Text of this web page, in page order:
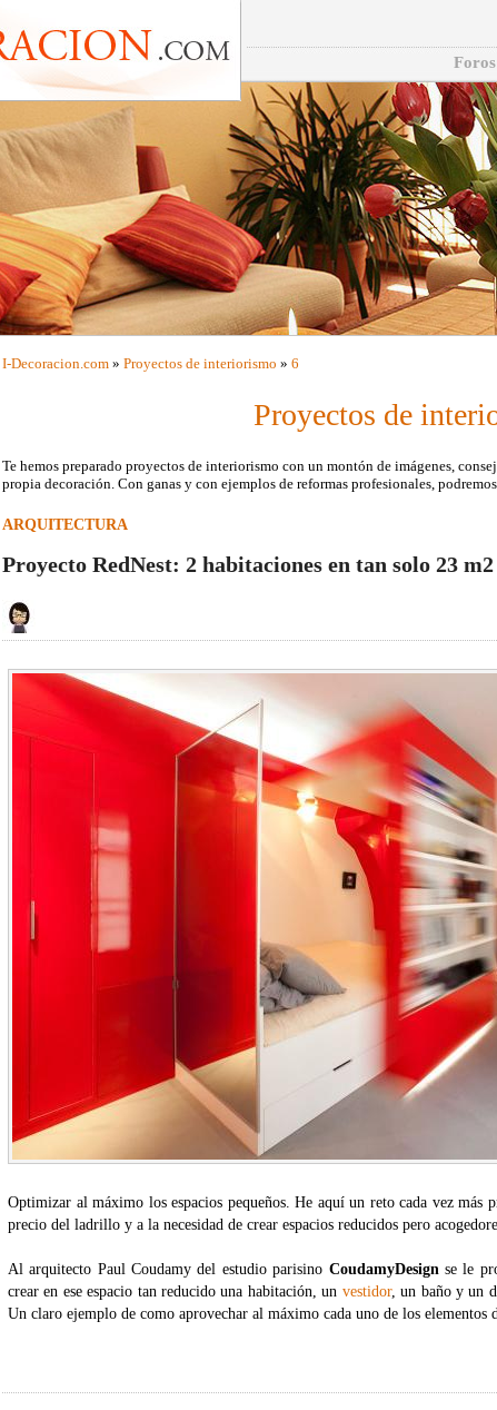
Foros
I-Decoracion.com » Proyectos de interiorismo » 6
Proyectos de
Te hemos preparado proyectos de interiorismo con un montón de imágenes,
propia decoración. Con ganas y con ejemplos de reformas profesionales,
ARQUITECTURA
Proyecto RedNest: 2 habitaciones en tan solo 23 m2
Optimizar al máximo los espacios pequeños. He aquí un reto cada vez más
precio del ladrillo y a la necesidad de crear espacios reducidos pero
Al arquitecto Paul Coudamy del estudio parisino CoudamyDesignse le
crear en ese espacio tan reducido una habitación, un vestidor, un baño y un
Un claro ejemplo de como aprovechar al máximo cada uno de los elementos